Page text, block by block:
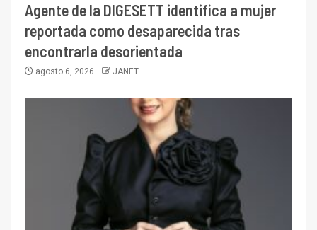
Agente de la DIGESETT identifica a mujer
reportada como desaparecida tras
encontrarla desorientada
agosto 6, 2026 JANET